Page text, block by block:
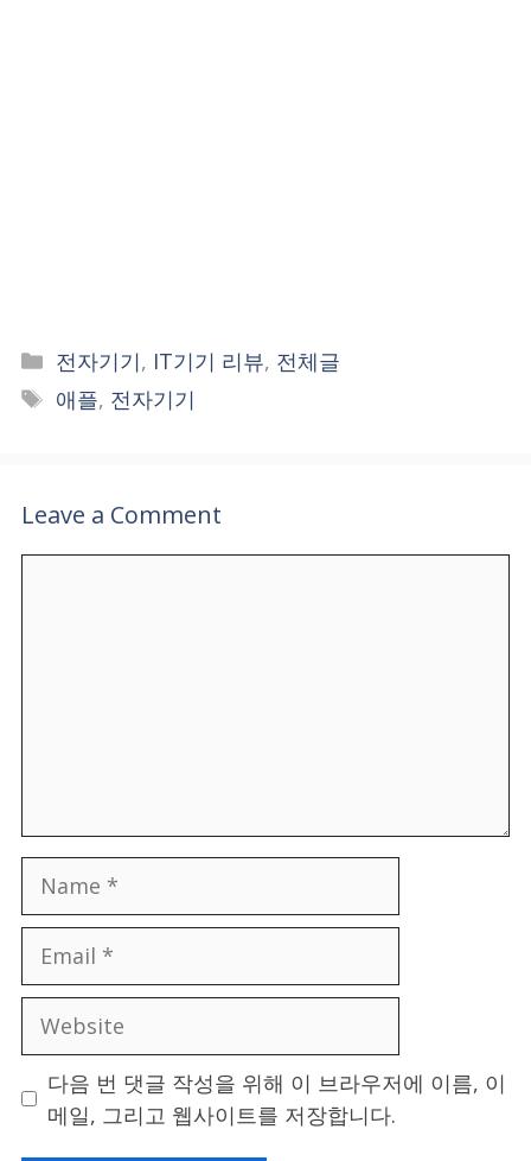
Categories
전자기기, IT기기 리뷰, 전체글
Tags
애플, 전자기기
Leave a Comment
Website
다음 번 댓글 작성을 위해 이 브라우저에 이름, 이
메일, 그리고 웹사이트를 저장합니다.